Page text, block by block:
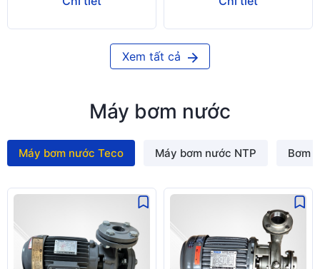
Xem tất cả
Máy bơm nước
Máy bơm nước Teco Máy bơm nước NTP Bơm